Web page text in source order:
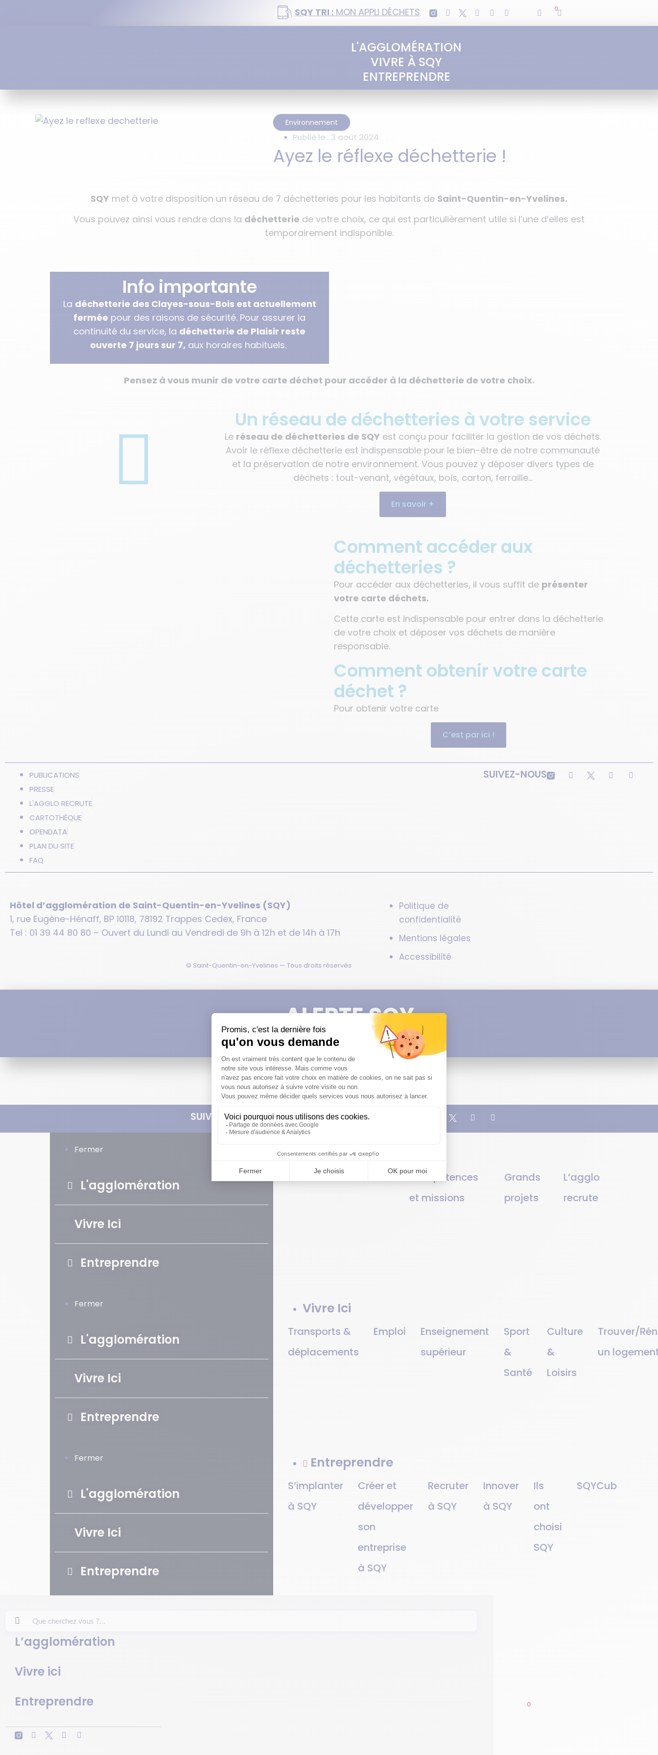
SQY TRI : MON APPLI DÉCHETS 0
L'AGGLOMÉRATION
VIVRE À SQY
ENTREPRENDRE
Environnement
Publié le : 3 août 2024
Ayez le réflexe déchetterie !
SQY met à votre disposition un réseau de 7 déchetteries pour les habitants de Saint-Quentin-en-Yvelines.
Vous pouvez ainsi vous rendre dans la déchetterie de votre choix, ce qui est particulièrement utile si l’une d’elles est
temporairement indisponible.
Info importante
La déchetterie des Clayes-sous-Bois est actuellement
fermée pour des raisons de sécurité. Pour assurer la
continuité du service, la déchetterie de Plaisir reste
ouverte 7 jours sur 7, aux horaires habituels.
Pensez à vous munir de votre carte déchet pour accéder à la déchetterie de votre choix.
Un réseau de déchetteries à votre service
Le réseau de déchetteries de SQY est conçu pour faciliter la gestion de vos déchets.
Avoir le réflexe déchetterie est indispensable pour le bien-être de notre communauté
et la préservation de notre environnement. Vous pouvez y déposer divers types de
déchets : tout-venant, végétaux, bois, carton, ferraille…
En savoir +
Comment accéder aux
déchetteries ?
Pour accéder aux déchetteries, il vous suffit de présenter
votre carte déchets.
Cette carte est indispensable pour entrer dans la déchetterie
de votre choix et déposer vos déchets de manière
responsable.
Comment obtenir votre carte
déchet ?
Pour obtenir votre carte
C’est par ici !
PUBLICATIONS
PRESSE
L'AGGLO RECRUTE
CARTOTHÈQUE
OPENDATA
PLAN DU SITE
FAQ
SUIVEZ-NOUS
Hôtel d’agglomération de Saint-Quentin-en-Yvelines (SQY)
1, rue Eugène-Hénaff, BP 10118, 78192 Trappes Cedex, France
Tel : 01 39 44 80 80 – Ouvert du Lundi au Vendredi de 9h à 12h et de 14h à 17h
Politique de
confidentialité
Mentions légales
Accessibilité
© Saint-Quentin-en-Yvelines — Tous droits réservés
ALERTE SQY
Pas d'alerte pour l'instant !
SUIVEZ-NOUS
Fermer
L'agglomération
Vivre Ici
Entreprendre
L'agglomération
Territoire Institution
Compétences
et missions
Grands
projets
L’agglo
recrute
Fermer
L'agglomération
Vivre Ici
Entreprendre
Vivre Ici
Transports &
déplacements
Emploi
Enseignement
supérieur
Sport
&
Santé
Culture
&
Loisirs
Trouver/
un
Fermer
L'agglomération
Vivre Ici
Entreprendre
Entreprendre
S’implanter
à SQY
Créer et
développer
son
entreprise
à SQY
Recruter
à SQY
Innover
à SQY
Ils
ont
choisi
SQY
SQYCub
L’agglomération
Vivre ici
Entreprendre
0